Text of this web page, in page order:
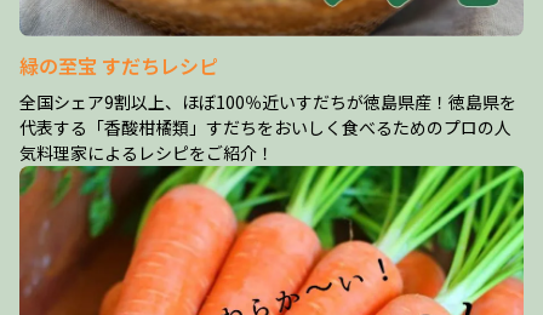
緑の至宝 すだちレシピ
全国シェア9割以上、ほぼ100％近いすだちが徳島県産！徳島県を
代表する「香酸柑橘類」すだちをおいしく食べるためのプロの人
気料理家によるレシピをご紹介！